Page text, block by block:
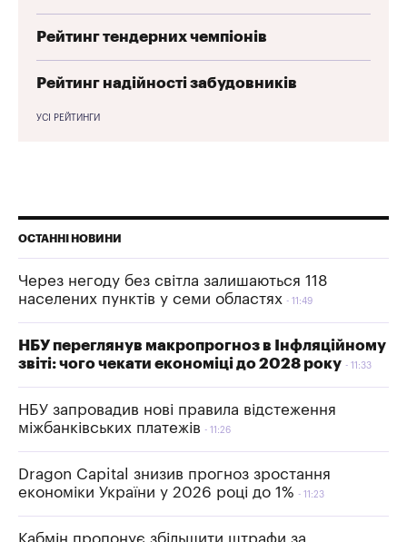
Рейтинг тендерних чемпіонів
Рейтинг надійності забудовників
УСІ РЕЙТИНГИ
ОСТАННІ НОВИНИ
Через негоду без світла залишаються 118
населених пунктів у семи областях
11:49
НБУ переглянув макропрогноз в Інфляційному
звіті: чого чекати економіці до 2028 року
11:33
НБУ запровадив нові правила відстеження
міжбанківських платежів
11:26
Dragon Capital знизив прогноз зростання
економіки України у 2026 році до 1%
11:23